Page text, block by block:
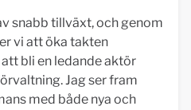
snabb tillväxt, och genom
vi att öka takten
bli en ledande aktör
Jag ser fram
med både nya och